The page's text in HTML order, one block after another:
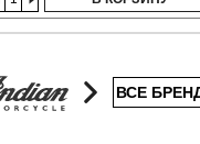
ВСЕ